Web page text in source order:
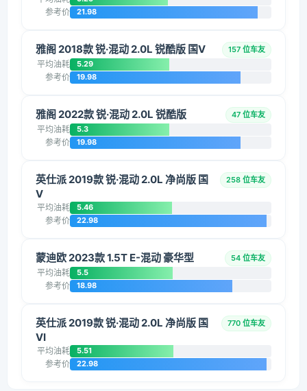
参考价 21.98
雅阁 2018款 锐·混动 2.0L 锐酷版 国V 157 位车友
平均油耗 5.29
参考价 19.98
雅阁 2022款 锐·混动 2.0L 锐酷版 47 位车友
平均油耗 5.3
参考价 19.98
英仕派 2019款 锐·混动 2.0L 净尚版 国
V
258 位车友
平均油耗 5.46
参考价 22.98
蒙迪欧 2023款 1.5T E-混动 豪华型 54 位车友
平均油耗 5.5
参考价 18.98
英仕派 2019款 锐·混动 2.0L 净尚版 国
VI
770 位车友
平均油耗 5.51
参考价 22.98